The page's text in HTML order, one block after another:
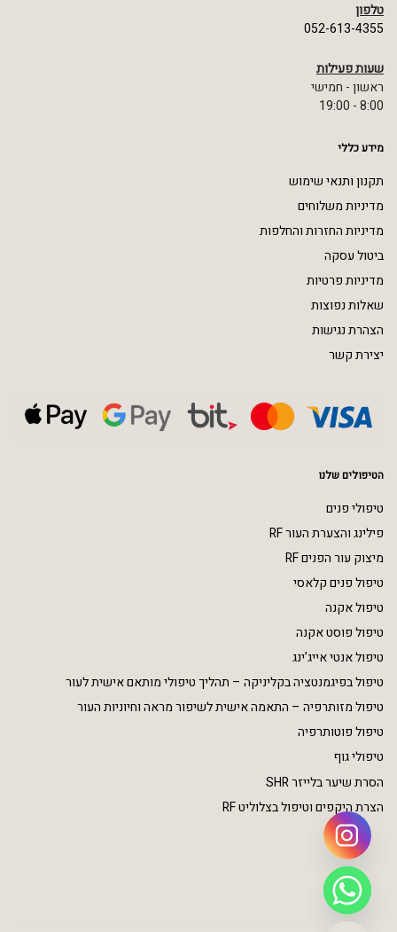
טלפון
052-613-4355
שעות פעילות
ראשון - חמישי
8:00 - 19:00
מידע כללי
תקנון ותנאי שימוש
מדיניות משלוחים
מדיניות החזרות והחלפות
ביטול עסקה
מדיניות פרטיות
שאלות נפוצות
הצהרת נגישות
יצירת קשר
הטיפולים שלנו
טיפולי פנים
פילינג והצערת העור RF
מיצוק עור הפנים RF
טיפול פנים קלאסי
טיפול אקנה
טיפול פוסט אקנה
טיפול אנטי אייג’ינג
טיפול בפיגמנטציה בקליניקה – תהליך טיפולי מותאם אישית לעור
טיפול מזותרפיה – התאמה אישית לשיפור מראה וחיוניות העור
טיפול פוטותרפיה
טיפולי גוף
הסרת שיער בלייזר SHR
הצרת היקפים וטיפול בצלוליט RF